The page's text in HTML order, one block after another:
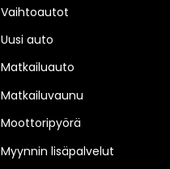
Vaihtoautot
Uusi auto
Matkailuauto
Matkailuvaunu
Moottoripyörä
Myynnin lisäpalvelut